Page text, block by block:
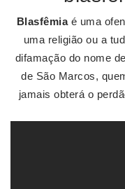
Blasfêmiaé uma
uma religião ou a
difamação do nome
de São Marcos,
jamais obterá o